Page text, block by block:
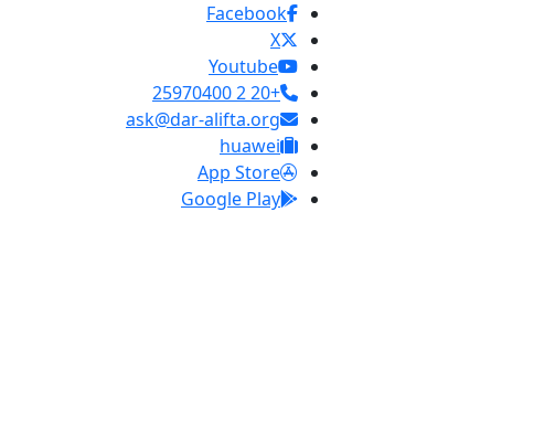
Facebook
X
Youtube
+20 2 25970400
ask@dar-alifta.org
huawei
App Store
Google Play